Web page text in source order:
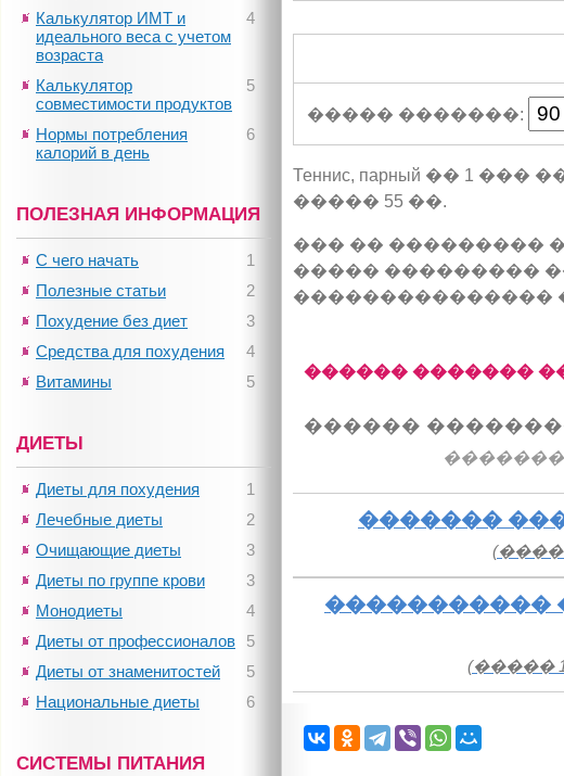
����� �������:
Теннис, парный �� 1
����� 55 ��.
��� �� ���������
����� ���������
���������������
������ �������
������
�������
�����������
(�����
4
Калькулятор ИМТ и
идеального веса с учетом
возраста
5
Калькулятор
совместимости продуктов
6
Нормы потребления
калорий в день
ПОЛЕЗНАЯ ИНФОРМАЦИЯ
1
С чего начать
2
Полезные статьи
3
Похудение без диет
4
Средства для похудения
5
Витамины
ДИЕТЫ
1
Диеты для похудения
2
Лечебные диеты
3
Очищающие диеты
3
Диеты по группе крови
4
Монодиеты
5
Диеты от профессионалов
5
Диеты от знаменитостей
6
Национальные диеты
СИСТЕМЫ ПИТАНИЯ